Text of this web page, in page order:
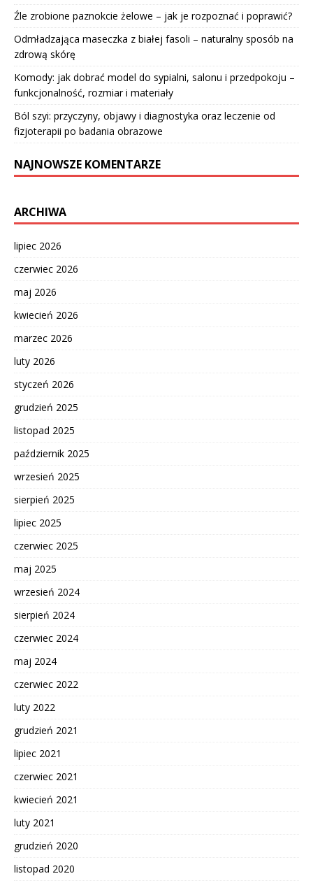
Źle zrobione paznokcie żelowe – jak je rozpoznać i poprawić?
Odmładzająca maseczka z białej fasoli – naturalny sposób na
zdrową skórę
Komody: jak dobrać model do sypialni, salonu i przedpokoju –
funkcjonalność, rozmiar i materiały
Ból szyi: przyczyny, objawy i diagnostyka oraz leczenie od
fizjoterapii po badania obrazowe
NAJNOWSZE KOMENTARZE
ARCHIWA
lipiec 2026
czerwiec 2026
maj 2026
kwiecień 2026
marzec 2026
luty 2026
styczeń 2026
grudzień 2025
listopad 2025
październik 2025
wrzesień 2025
sierpień 2025
lipiec 2025
czerwiec 2025
maj 2025
wrzesień 2024
sierpień 2024
czerwiec 2024
maj 2024
czerwiec 2022
luty 2022
grudzień 2021
lipiec 2021
czerwiec 2021
kwiecień 2021
luty 2021
grudzień 2020
listopad 2020